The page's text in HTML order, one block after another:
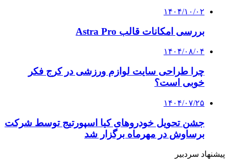
۱۴۰۴/۱۰/۰۲
بررسی امکانات قالب Astra Pro
۱۴۰۴/۰۸/۰۴
چرا طراحی سایت لوازم ورزشی در کرج فکر
خوبی است؟
۱۴۰۴/۰۷/۲۵
جشن تحویل خودروهای کیا اسپورتیج توسط شرکت
برساوش در مهرماه برگزار شد
پیشنهاد سردبیر